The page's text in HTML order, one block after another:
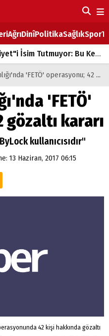
AğrıDinîPolitikaSağlıkSpor
Bu Kez de Mem u Zîn Oldu!
Zam
sırtındaki ağır yük
'FETÖ' operasyonu; 42 gözaltı kararı
'FETÖ'
kararı
kullanıcısıdır"
13 Haziran, 2017 06:15
42 kişi hakkında gözaltı